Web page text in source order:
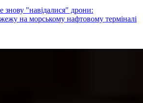
знову "навідалися" дрони:
на морському нафтовому терміналі